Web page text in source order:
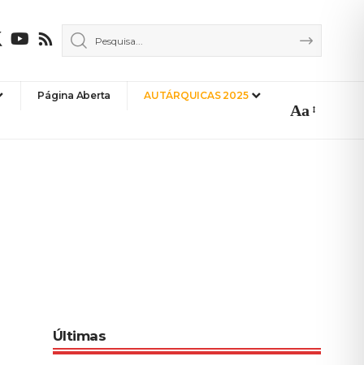
Página Aberta AUTÁRQUICAS 2025
Aa
Últimas